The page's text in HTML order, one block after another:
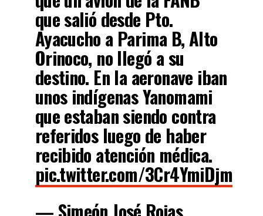
que salió desde Pto.
Ayacucho a Parima B, Alto
Orinoco, no llegó a su
destino. En la aeronave iban
unos indígenas Yanomami
que estaban siendo contra
referidos luego de haber
recibido atención médica.
pic.twitter.com/3Cr4YmiDjm